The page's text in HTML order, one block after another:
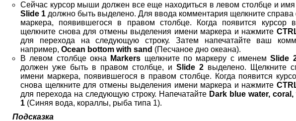
Сейчас курсор мыши должен все еще находиться в левом столбце и
Slide 1 должно быть выделено. Для ввода комментария щелкните справа
маркера, появившегося в правом столбце. Когда появится курсор
щелкните снова для отмены выделения имени маркера и нажмите
для перехода на следующую строку. Затем напечатайте ваш
например, Ocean bottom with sand (Песчаное дно океана).
В левом столбце окна
Markers щелкните по маркеру с именемSlide
должен уже быть в правом столбце, и Slide 2 выделено. Щелкните
имени маркера, появившегося в правом столбце. Когда появится
снова щелкните для отмены выделения имени маркера и нажмите
для перехода на следующую строку. Напечатайте Dark blue water,
1 (Синяя вода, кораллы, рыба типа 1).
Подсказка